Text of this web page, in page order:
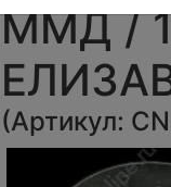
ММД /
(Артикул: